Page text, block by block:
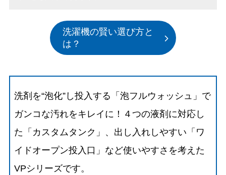
洗濯機の賢い選び方と
は？
洗剤を“泡化”し投入する「泡フルウォッシュ」で
ガンコな汚れをキレイに！４つの液剤に対応し
た「カスタムタンク」、出し入れしやすい「ワ
イドオープン投入口」など使いやすさを考えた
VPシリーズです。